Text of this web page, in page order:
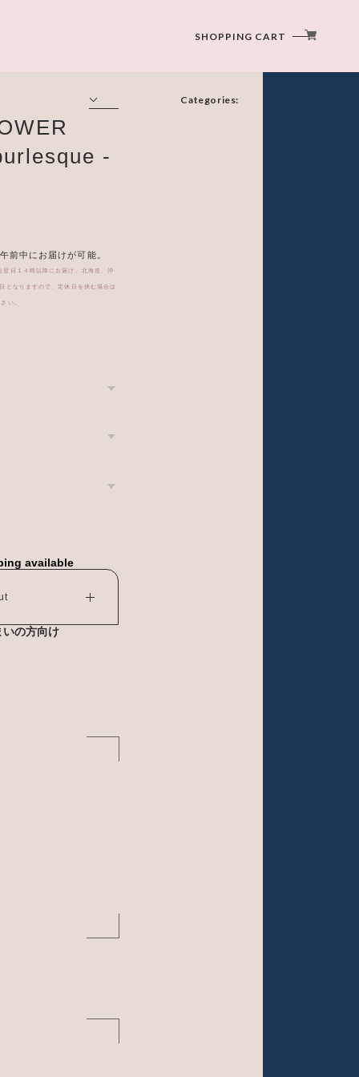
SHOPPING CART
Categories:
-
前中にお届けが可能。
日１４時以降にお届け。北海道、沖
となりますので、定休日を挟む場合は
い。
available
いの方向け